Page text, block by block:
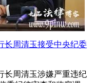
长周清玉接受中央纪委
长周清玉涉嫌严重违纪